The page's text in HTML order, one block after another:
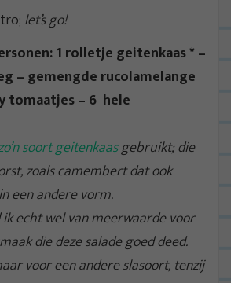
let’s go!
1 rolletje geitenkaas * –
– gemengde rucolamelange
tomaatjes – 6 hele
soort geitenkaasgebruikt; die
zoals camembert dat ook
een andere vorm.
ik echt wel van meerwaarde voor
die deze salade goed deed.
voor een andere slasoort, tenzij